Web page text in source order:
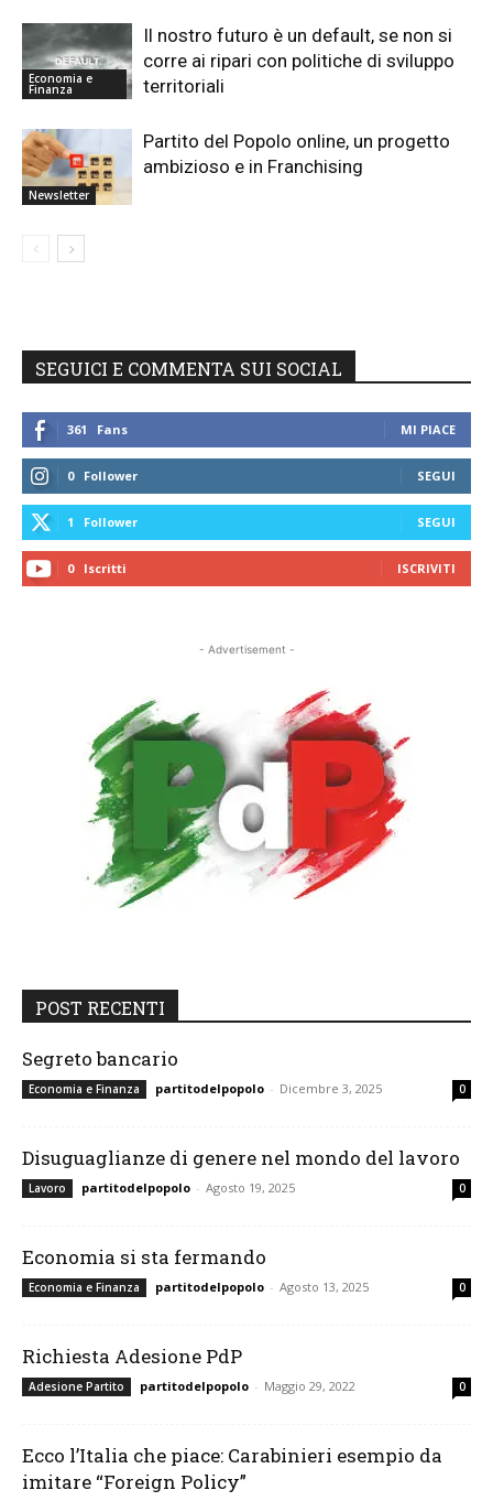
Economia e
Finanza
Il nostro futuro è un default, se non si
corre ai ripari con politiche di sviluppo
territoriali
Newsletter
Partito del Popolo online, un progetto
ambizioso e in Franchising
SEGUICI E COMMENTA SUI SOCIAL
361 Fans MI PIACE
0 Follower SEGUI
1 Follower SEGUI
0 Iscritti ISCRIVITI
- Advertisement -
POST RECENTI
Segreto bancario
Economia e Finanza partitodelpopolo - Dicembre 3, 2025 0
Disuguaglianze di genere nel mondo del lavoro
Lavoro partitodelpopolo - Agosto 19, 2025 0
Economia si sta fermando
Economia e Finanza partitodelpopolo - Agosto 13, 2025 0
Richiesta Adesione PdP
Adesione Partito partitodelpopolo - Maggio 29, 2022 0
Ecco l’Italia che piace: Carabinieri esempio da
imitare “Foreign Policy”